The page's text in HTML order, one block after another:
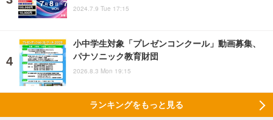
2024.7.9 Tue 17:15
小中学生対象「プレゼンコンクール」動画募集、
パナソニック教育財団
2026.8.3 Mon 19:15
ランキングをもっと見る